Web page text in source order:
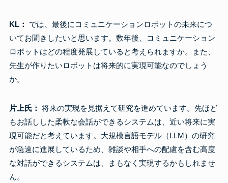
KL：
では、最後にコミュニケーションロボットの未来につ
いてお聞きしたいと思います。数年後、コミュニケーション
ロボットはどの程度発展していると考えられますか。また、
先生が作りたいロボットは将来的に実現可能なのでしょう
か。
片上氏： 将来の実現を見据えて研究を進めています。先ほど
もお話しした柔軟な会話ができるシステムは、近い将来に実
現可能だと考えています。大規模言語モデル（LLM）の研究
が急速に進展しているため、雑談や相手への配慮を含む高度
な対話ができるシステムは、まもなく実現するかもしれませ
ん。